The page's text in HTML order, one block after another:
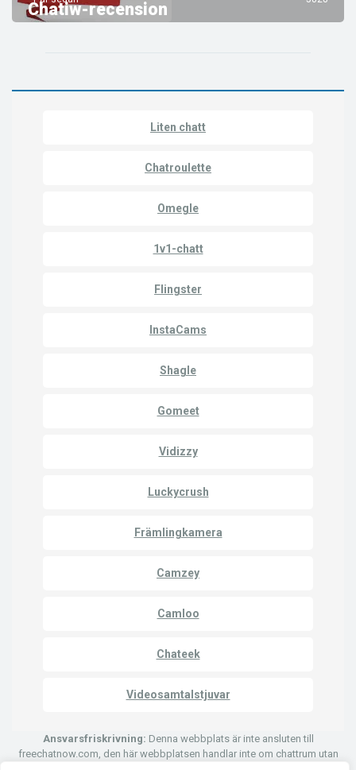
Chatiw-recension
Liten chatt
Chatroulette
Omegle
1v1-chatt
Flingster
InstaCams
Shagle
Gomeet
Vidizzy
Luckycrush
Främlingkamera
Camzey
Camloo
Chateek
Videosamtalstjuvar
Ansvarsfriskrivning: Denna webbplats är inte ansluten till
freechatnow.com, den här webbplatsen handlar inte om chattrum utan